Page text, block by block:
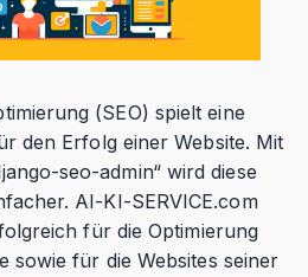
(SEO) spielt eine
den Erfolg einer Website. Mit
seo-admin“ wird diese
AI-KI-SERVICE.com
für die Optimierung
sowie für die Websites seiner